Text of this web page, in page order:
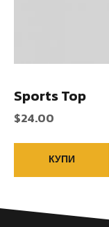
Sports Top
$24.00
КУПИ